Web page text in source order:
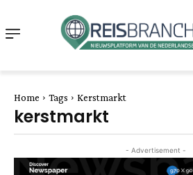
Home Tags Kerstmarkt
kerstmarkt
- Advertisement -